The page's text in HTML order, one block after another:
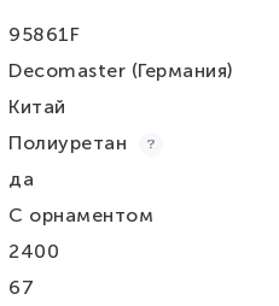
95861F
Decomaster (Германия)
Китай
Полиуретан
да
С орнаментом
2400
67